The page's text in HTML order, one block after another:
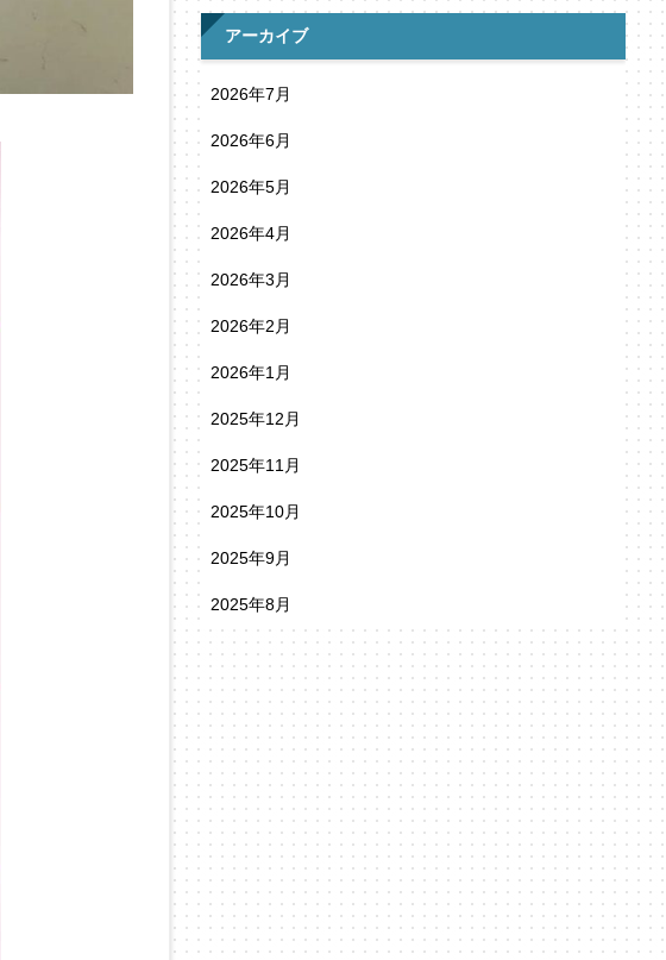
アーカイブ
2026年7月
2026年6月
2026年5月
2026年4月
2026年3月
2026年2月
2026年1月
2025年12月
2025年11月
2025年10月
2025年9月
2025年8月